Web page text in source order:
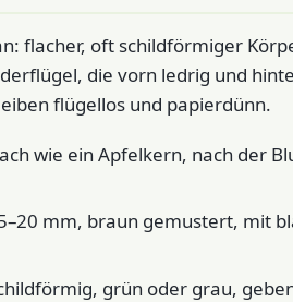
flacher, oft schildförmiger
die vorn ledrig und
flügellos und papierdünn.
wie ein Apfelkern, nach der
mm, braun gemustert, mit
grün oder grau,